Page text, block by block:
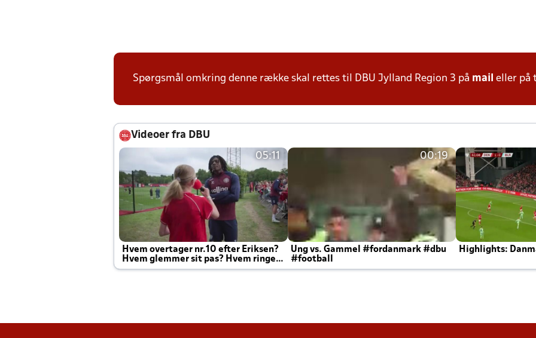
Spørgsmål omkring denne række skal rettes til DBU Jylland Region 3 på mail eller på
Videoer fra DBU
05:11
Hvem overtager nr.10 efter Eriksen?
Hvem glemmer sit pas? Hvem ringer
Joachim altid til efter kampe?
00:19
Ung vs. Gammel #fordanmark #dbu
#football
Highlights: